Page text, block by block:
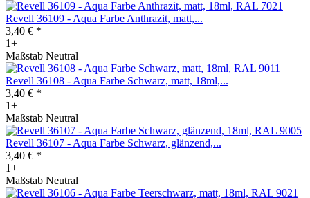
Revell 36109 - Aqua Farbe Anthrazit, matt,...
3,40 € *
1+
Maßstab Neutral
Revell 36108 - Aqua Farbe Schwarz, matt, 18ml,...
3,40 € *
1+
Maßstab Neutral
Revell 36107 - Aqua Farbe Schwarz, glänzend,...
3,40 € *
1+
Maßstab Neutral